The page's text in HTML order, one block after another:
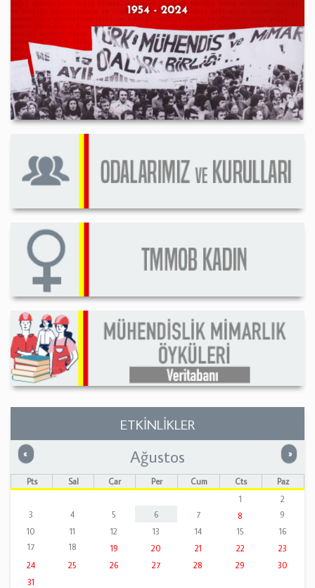
ETKİNLİKLER
« Önceki »
Ağustos
Pts Sal Çar Per Cum Cts
Paz
1
2
3
4 5 6 7 8
9
10
11 12 13 14 15
16
17
18 19 20 21 22
23
24
25 26 27 28 29
30
31